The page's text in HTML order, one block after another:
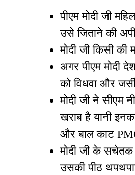
पीएम मोदी जी
उसे जिताने की
मोदी जी किसी की
अगर पीएम मोदी
को विधवा और
मोदी जी ने सीएम
खराब है यानी
और बाल काट
मोदी जी के सचेतक
उसकी पीठ